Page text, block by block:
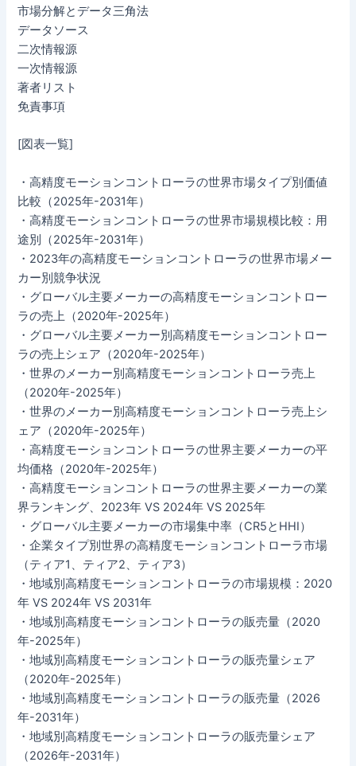
市場分解とデータ三角法
データソース
二次情報源
一次情報源
著者リスト
免責事項
[図表一覧]
・高精度モーションコントローラの世界市場タイプ別価値
比較（2025年-2031年）
・高精度モーションコントローラの世界市場規模比較：用
途別（2025年-2031年）
・2023年の高精度モーションコントローラの世界市場メー
カー別競争状況
・グローバル主要メーカーの高精度モーションコントロー
ラの売上（2020年-2025年）
・グローバル主要メーカー別高精度モーションコントロー
ラの売上シェア（2020年-2025年）
・世界のメーカー別高精度モーションコントローラ売上
（2020年-2025年）
・世界のメーカー別高精度モーションコントローラ売上シ
ェア（2020年-2025年）
・高精度モーションコントローラの世界主要メーカーの平
均価格（2020年-2025年）
・高精度モーションコントローラの世界主要メーカーの業
界ランキング、2023年 VS 2024年 VS 2025年
・グローバル主要メーカーの市場集中率（CR5とHHI）
・企業タイプ別世界の高精度モーションコントローラ市場
（ティア1、ティア2、ティア3）
・地域別高精度モーションコントローラの市場規模：2020
年 VS 2024年 VS 2031年
・地域別高精度モーションコントローラの販売量（2020
年-2025年）
・地域別高精度モーションコントローラの販売量シェア
（2020年-2025年）
・地域別高精度モーションコントローラの販売量（2026
年-2031年）
・地域別高精度モーションコントローラの販売量シェア
（2026年-2031年）